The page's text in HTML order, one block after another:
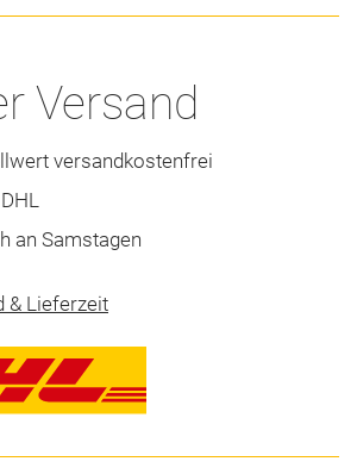
Versand
versandkostenfrei
an Samstagen
& Lieferzeit